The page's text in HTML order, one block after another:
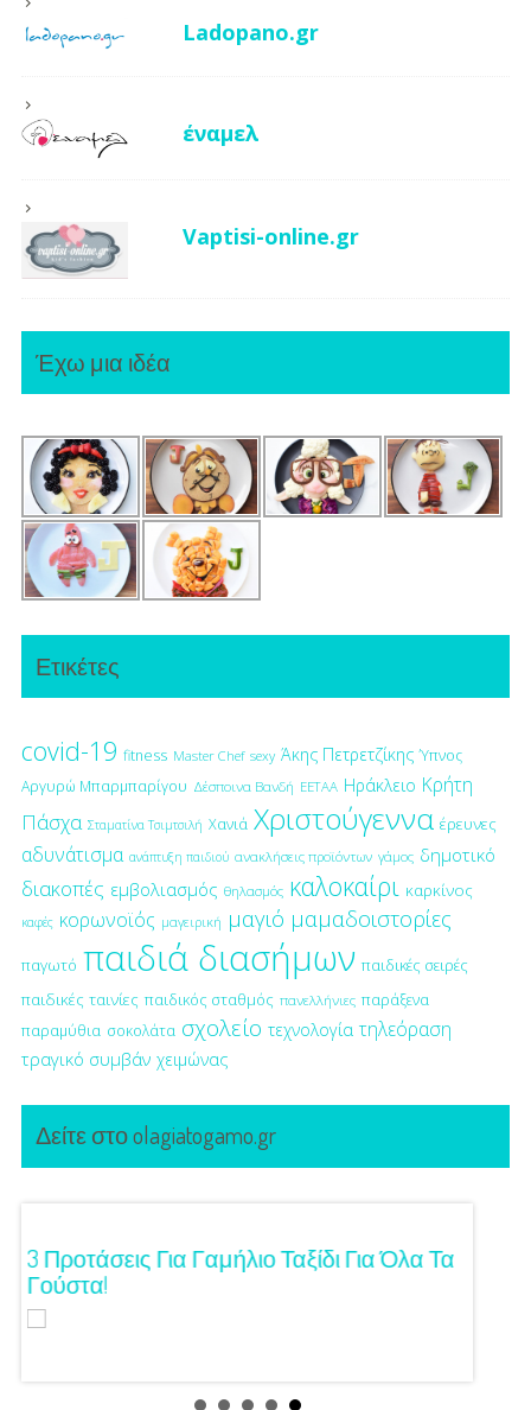
Ladopano.gr
έναμελ
Vaptisi-online.gr
Έχω μια ιδέα
Ετικέτες
covid-19 fitness Master Chef sexy Άκης Πετρετζίκης Ύπνος
Αργυρώ Μπαρμπαρίγου Δέσποινα Βανδή ΕΕΤΑΑ Ηράκλειο Κρήτη
Πάσχα Σταματίνα Τσιμτσιλή Χανιά Χριστούγεννα έρευνες
αδυνάτισμα ανάπτυξη παιδιού ανακλήσεις προϊόντων γάμος δημοτικό
διακοπές εμβολιασμός θηλασμός καλοκαίρι καρκίνος
καφές κορωνοϊός μαγειρική μαγιό μαμαδοιστορίες
παγωτό παιδιά διασήμων παιδικές σειρές
παιδικές ταινίες παιδικός σταθμός πανελλήνιες παράξενα
παραμύθια σοκολάτα σχολείο τεχνολογία τηλεόραση
τραγικό συμβάν χειμώνας
Δείτε στο olagiatogamo.gr
3 Προτάσεις Για Γαμήλιο Ταξίδι Για Όλα Τα
Γούστα!